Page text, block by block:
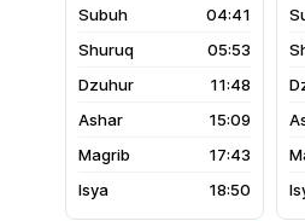
04:41
05:53
11:48
15:09
17:43
18:50